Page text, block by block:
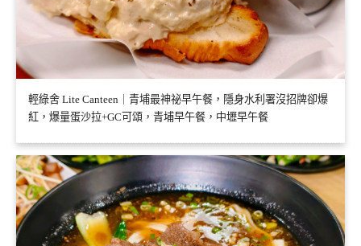
輕綠舍 Lite Canteen｜青埔最神祕早午餐，隱身水利署沒招牌卻爆
紅，爆量蛋沙拉+GC可頌，青埔早午餐，中壢早午餐